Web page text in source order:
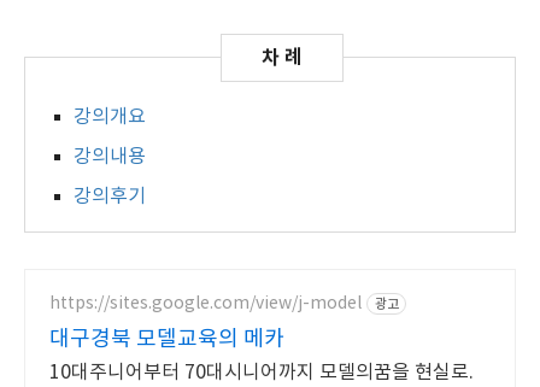
강의개요
강의내용
강의후기
https://sites.google.com/view/j-model 광고
대구경북 모델교육의 메카
10대주니어부터 70대시니어까지 모델의꿈을 현실로.